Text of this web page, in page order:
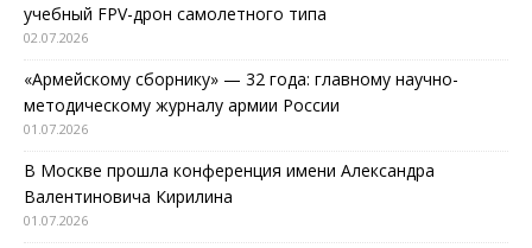
учебный FPV-дрон самолетного типа
02.07.2026
«Армейскому сборнику» — 32 года: главному научно-
методическому журналу армии России
01.07.2026
В Москве прошла конференция имени Александра
Валентиновича Кирилина
01.07.2026